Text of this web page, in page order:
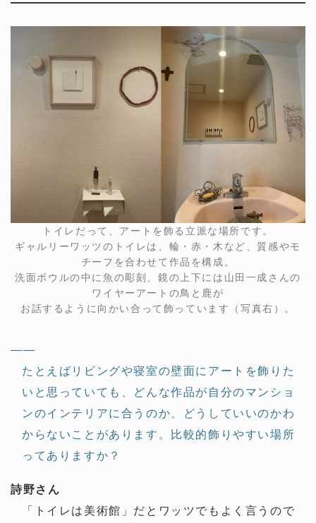
トイレだって、アートを飾る立派な場所です。
ギャルリーワッツのトイレは、輪・赤・木など、質感やモ
チーフを合わせて作品を構成。
洗面ボウルの中に魚の彫刻、鏡の上下には山田一成さんの
ワイヤーアートの鳥と鹿が
お話するように向かい合って飾っています（写真右）。
——
たとえばリビングや寝室の壁面にアートを飾りた
いと思っていても、どんな作品が自分のマンショ
ンのインテリアに合うのか、どうしていいのかわ
からないことがあります。比較的飾りやすい場所
ってありますか？
詩野さん
「トイレは美術館」だとワッツでもよく言うので